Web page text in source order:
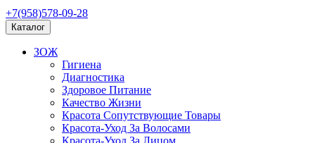
+7(958)578-09-28
Каталог
ЗОЖ
Гигиена
Диагностика
Здоровое Питание
Качество Жизни
Красота Сопутствующие Товары
Красота-Уход За Волосами
Красота-Уход За Лицом